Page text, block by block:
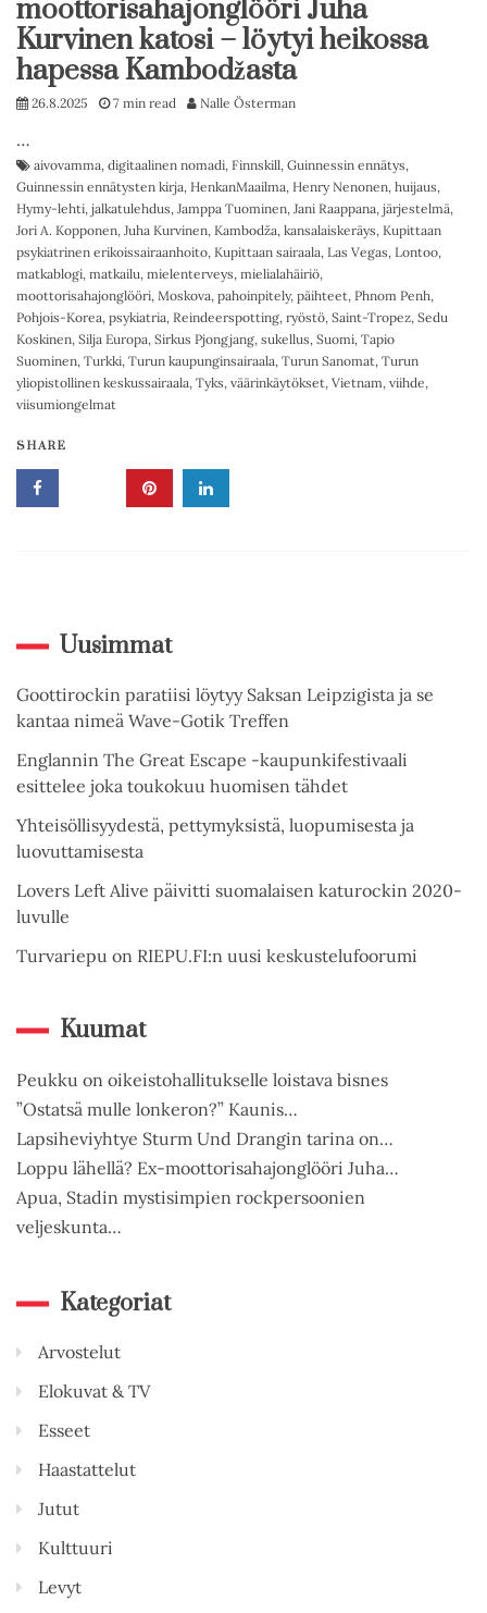
moottorisahajonglööri Juha
Kurvinen katosi – löytyi heikossa
hapessa Kambodžasta
26.8.2025 7 min read Nalle Österman
…
aivovamma, digitaalinen nomadi, Finnskill, Guinnessin ennätys,
Guinnessin ennätysten kirja, HenkanMaailma, Henry Nenonen, huijaus,
Hymy-lehti, jalkatulehdus, Jamppa Tuominen, Jani Raappana, järjestelmä,
Jori A. Kopponen, Juha Kurvinen, Kambodža, kansalaiskeräys, Kupittaan
psykiatrinen erikoissairaanhoito, Kupittaan sairaala, Las Vegas, Lontoo,
matkablogi, matkailu, mielenterveys, mielialahäiriö,
moottorisahajonglööri, Moskova, pahoinpitely, päihteet, Phnom Penh,
Pohjois-Korea, psykiatria, Reindeerspotting, ryöstö, Saint-Tropez, Sedu
Koskinen, Silja Europa, Sirkus Pjongjang, sukellus, Suomi, Tapio
Suominen, Turkki, Turun kaupunginsairaala, Turun Sanomat, Turun
yliopistollinen keskussairaala, Tyks, väärinkäytökset, Vietnam, viihde,
viisumiongelmat
SHARE
Uusimmat
Goottirockin paratiisi löytyy Saksan Leipzigista ja se
kantaa nimeä Wave-Gotik Treffen
Englannin The Great Escape -kaupunkifestivaali
esittelee joka toukokuu huomisen tähdet
Yhteisöllisyydestä, pettymyksistä, luopumisesta ja
luovuttamisesta
Lovers Left Alive päivitti suomalaisen katurockin 2020-
luvulle
Turvariepu on RIEPU.FI:n uusi keskustelufoorumi
Kuumat
Peukku on oikeistohallitukselle loistava bisnes
”Ostatsä mulle lonkeron?” Kaunis…
Lapsiheviyhtye Sturm Und Drangin tarina on…
Loppu lähellä? Ex-moottorisahajonglööri Juha…
Apua, Stadin mystisimpien rockpersoonien
veljeskunta…
Kategoriat
Arvostelut
Elokuvat & TV
Esseet
Haastattelut
Jutut
Kulttuuri
Levyt